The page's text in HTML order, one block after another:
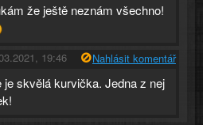
že ještě neznám všechno!
19:46 Nahlásit komentář
je skvělá kurvička. Jedna z nej